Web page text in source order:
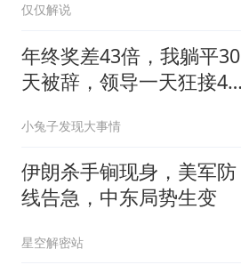
仅仅解说
年终奖差43倍，我躺平30
天被辞，领导一天狂接47
小兔子发现大事情
伊朗杀手锏现身，美军防
线告急，中东局势生变
星空解密站